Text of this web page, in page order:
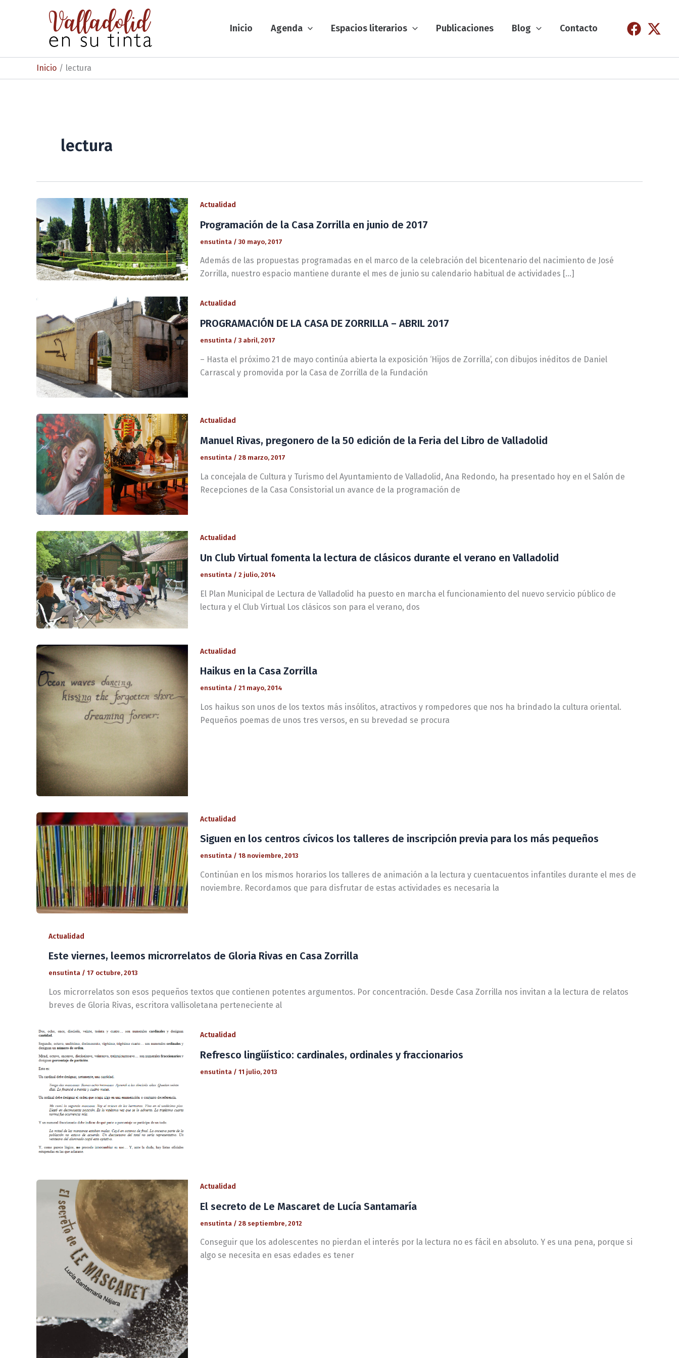
Inicio Agenda Espacios literarios Publicaciones Blog Contacto
Inicio lectura
lectura
Actualidad
Programación de la Casa Zorrilla en junio de 2017
ensutinta / 30 mayo, 2017
Además de las propuestas programadas en el marco de la celebración del bicentenario del nacimiento de José
Zorrilla, nuestro espacio mantiene durante el mes de junio su calendario habitual de actividades […]
Actualidad
PROGRAMACIÓN DE LA CASA DE ZORRILLA – ABRIL 2017
ensutinta / 3 abril, 2017
– Hasta el próximo 21 de mayo continúa abierta la exposición ‘Hijos de Zorrilla’, con dibujos inéditos de Daniel
Carrascal y promovida por la Casa de Zorrilla de la Fundación
Actualidad
Manuel Rivas, pregonero de la 50 edición de la Feria del Libro de Valladolid
ensutinta / 28 marzo, 2017
La concejala de Cultura y Turismo del Ayuntamiento de Valladolid, Ana Redondo, ha presentado hoy en el Salón de
Recepciones de la Casa Consistorial un avance de la programación de
Actualidad
Un Club Virtual fomenta la lectura de clásicos durante el verano en Valladolid
ensutinta / 2 julio, 2014
El Plan Municipal de Lectura de Valladolid ha puesto en marcha el funcionamiento del nuevo servicio público de
lectura y el Club Virtual Los clásicos son para el verano, dos
Actualidad
Haikus en la Casa Zorrilla
ensutinta / 21 mayo, 2014
Los haikus son unos de los textos más insólitos, atractivos y rompedores que nos ha brindado la cultura oriental.
Pequeños poemas de unos tres versos, en su brevedad se procura
Actualidad
Siguen en los centros cívicos los talleres de inscripción previa para los más pequeños
ensutinta / 18 noviembre, 2013
Continúan en los mismos horarios los talleres de animación a la lectura y cuentacuentos infantiles durante el mes de
noviembre. Recordamos que para disfrutar de estas actividades es necesaria la
Actualidad
Este viernes, leemos microrrelatos de Gloria Rivas en Casa Zorrilla
ensutinta / 17 octubre, 2013
Los microrrelatos son esos pequeños textos que contienen potentes argumentos. Por concentración. Desde Casa Zorrilla nos invitan a la lectura de relatos
breves de Gloria Rivas, escritora vallisoletana perteneciente al
Actualidad
Refresco lingüístico: cardinales, ordinales y fraccionarios
ensutinta / 11 julio, 2013
Actualidad
El secreto de Le Mascaret de Lucía Santamaría
ensutinta / 28 septiembre, 2012
Conseguir que los adolescentes no pierdan el interés por la lectura no es fácil en absoluto. Y es una pena, porque si
algo se necesita en esas edades es tener